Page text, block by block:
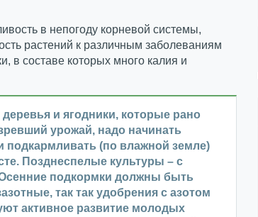
в непогоду корневой системы,
растений к различным заболеваниям
в составе которых много калия и
и ягодники, которые рано
урожай, надо начинать
подкармливать (по влажной земле)
Позднеспелые культуры – с
подкормки должны быть
так так удобрения с азотом
активное развитие молодых